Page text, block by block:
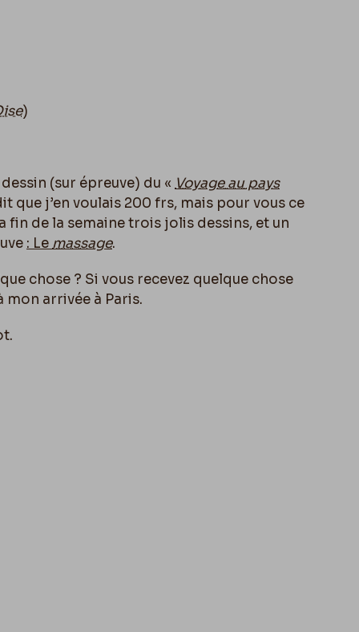
)
(sur épreuve) du « Voyage au pays
que j’en voulais 200 frs, mais pour vous ce
fin de la semaine trois jolis dessins, et un
: Le massage.
chose ? Si vous recevez quelque chose
mon arrivée à Paris.